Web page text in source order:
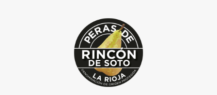
LA PERA TE AYUDA A COMBATIR LA
DOP Peras de Rincon de Soto|Feb 3, 2014
ESTA PERA RECUPERA
No es la única fruta que puede hacerlo, pero sí